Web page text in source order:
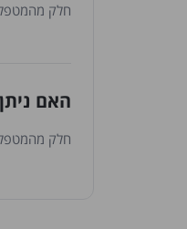
חלק
האם
חלק